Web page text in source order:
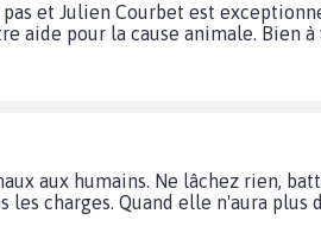
et Julien Courbet est
aide pour la cause animale. Bien à
aux humains. Ne lâchez rien,
charges. Quand elle n'aura